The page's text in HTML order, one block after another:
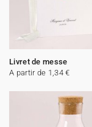
Livret de messe
A partir de 1,34 €